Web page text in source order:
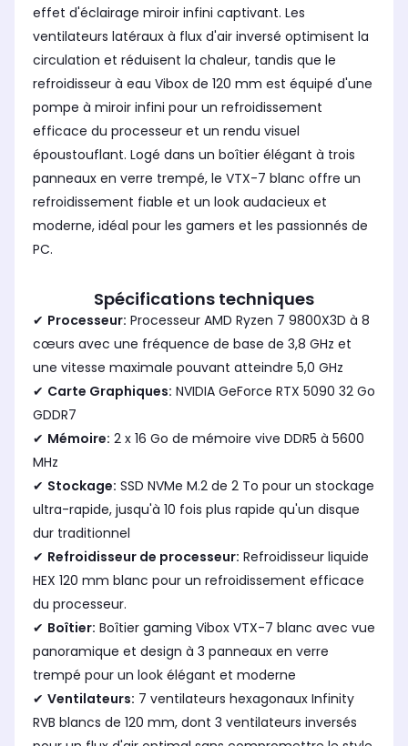
effet d'éclairage miroir infini captivant. Les
ventilateurs latéraux à flux d'air inversé optimisent la
circulation et réduisent la chaleur, tandis que le
refroidisseur à eau Vibox de 120 mm est équipé d'une
pompe à miroir infini pour un refroidissement
efficace du processeur et un rendu visuel
époustouflant. Logé dans un boîtier élégant à trois
panneaux en verre trempé, le VTX-7 blanc offre un
refroidissement fiable et un look audacieux et
moderne, idéal pour les gamers et les passionnés de
PC.
Spécifications techniques
✔ Processeur: Processeur AMD Ryzen 7 9800X3D à 8
cœurs avec une fréquence de base de 3,8 GHz et
une vitesse maximale pouvant atteindre 5,0 GHz
✔ Carte Graphiques: NVIDIA GeForce RTX 5090 32 Go
GDDR7
✔ Mémoire: 2 x 16 Go de mémoire vive DDR5 à 5600
MHz
✔ Stockage: SSD NVMe M.2 de 2 To pour un stockage
ultra-rapide, jusqu'à 10 fois plus rapide qu'un disque
dur traditionnel
✔ Refroidisseur de processeur: Refroidisseur liquide
HEX 120 mm blanc pour un refroidissement efficace
du processeur.
✔ Boîtier: Boîtier gaming Vibox VTX-7 blanc avec vue
panoramique et design à 3 panneaux en verre
trempé pour un look élégant et moderne
✔ Ventilateurs: 7 ventilateurs hexagonaux Infinity
RVB blancs de 120 mm, dont 3 ventilateurs inversés